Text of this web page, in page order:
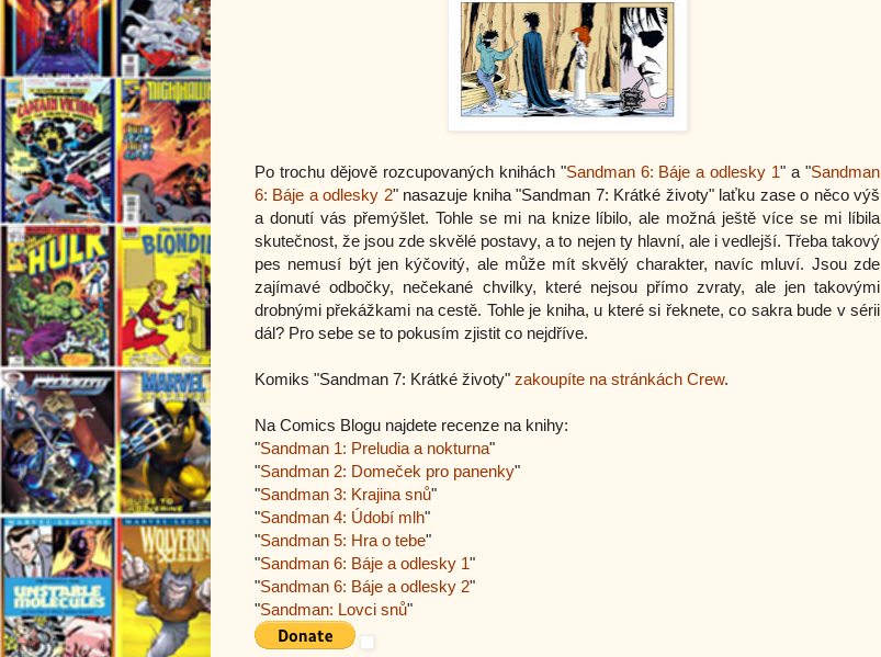
Po trochu dějově rozcupovaných knihách "Sandman 6: Báje a odlesky 1" a "Sandman
6: Báje a odlesky 2" nasazuje kniha "Sandman 7: Krátké životy" laťku zase o něco výš
a donutí vás přemýšlet. Tohle se mi na knize líbilo, ale možná ještě více se mi líbila
skutečnost, že jsou zde skvělé postavy, a to nejen ty hlavní, ale i vedlejší. Třeba takový
pes nemusí být jen kýčovitý, ale může mít skvělý charakter, navíc mluví. Jsou zde
zajímavé odbočky, nečekané chvilky, které nejsou přímo zvraty, ale jen takovými
drobnými překážkami na cestě. Tohle je kniha, u které si řeknete, co sakra bude v sérii
dál? Pro sebe se to pokusím zjistit co nejdříve.
Komiks "Sandman 7: Krátké životy" zakoupíte na stránkách Crew.
Na Comics Blogu najdete recenze na knihy:
"Sandman 1: Preludia a nokturna"
"Sandman 2: Domeček pro panenky"
"Sandman 3: Krajina snů"
"Sandman 4: Údobí mlh"
"Sandman 5: Hra o tebe"
"Sandman 6: Báje a odlesky 1"
"Sandman 6: Báje a odlesky 2"
"Sandman: Lovci snů"